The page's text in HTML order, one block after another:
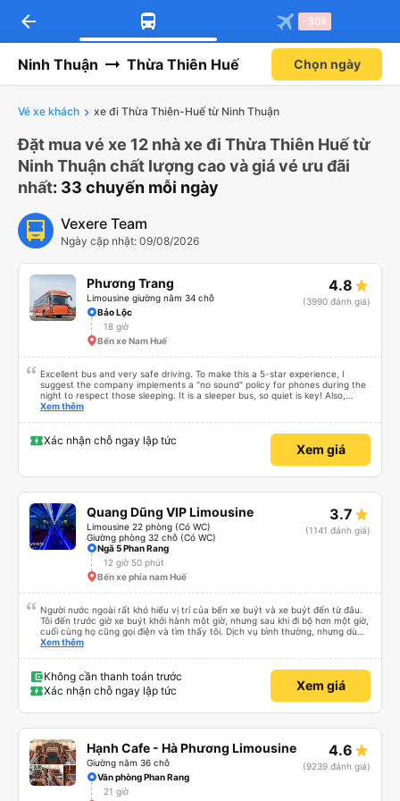
arrow_back -30k
Ninh Thuận Thừa Thiên Huế Chọn ngày
Vé xe khách xe đi Thừa Thiên-Huế từ Ninh Thuận
Đặt mua vé xe 12 nhà xe đi Thừa Thiên Huế từ
Ninh Thuận chất lượng cao và giá vé ưu đãi
nhất: 33 chuyến mỗi ngày
Vexere Team
Ngày cập nhật: 09/08/2026
Phương Trang
Limousine giường nằm 34 chỗ
4.8
(3990 đánh giá)
Bảo Lộc
18 giờ
Bến xe Nam Huế
Excellent bus and very safe driving. To make this a 5-star experience, I
suggest the company implements a "no sound" policy for phones during the
night to respect those sleeping. It is a sleeper bus, so quiet is key! Also,
please display the Wi-Fi password clearly inside the cabin for convenience. I
quy định rõ ràng về việc giữ im lặng (tắt âm thanh điện thoại) vào ban đêm
để tránh làm phiền hành khách khác ngủ. Ngoài ra, nhà xe nên dán sẵn mật
khẩu Wi-Fi trong xe để hành khách dễ dàng sử dụng. Tôi vẫn sẽ tiếp tục ủng
Xem thêm
Xác nhận chỗ ngay lập tức
Xem giá
Quang Dũng VIP Limousine
Limousine 22 phòng (Có WC)
Giường phòng 32 chỗ (Có WC)
3.7
(1141 đánh giá)
Ngã 5 Phan Rang
12 giờ 50 phút
Bến xe phía nam Huế
Người nước ngoài rất khó hiểu vị trí của bến xe buýt và xe buýt đến từ đâu.
Tôi đến trước giờ xe buýt khởi hành một giờ, nhưng sau khi đi bộ hơn một giờ,
cuối cùng họ cũng gọi điện và tìm thấy tôi. Dịch vụ bình thường, nhưng dù
sao thì tôi ngủ ngon hơn ở khách sạn vì tôi rất thoải mái. Sẽ tuyệt hơn nếu
Xem thêm
Không cần thanh toán trước
Xác nhận chỗ ngay lập tức
Xem giá
Hạnh Cafe - Hà Phương Limousine
Giường nằm 36 chỗ
4.6
(9239 đánh giá)
Văn phòng Phan Rang
21 giờ